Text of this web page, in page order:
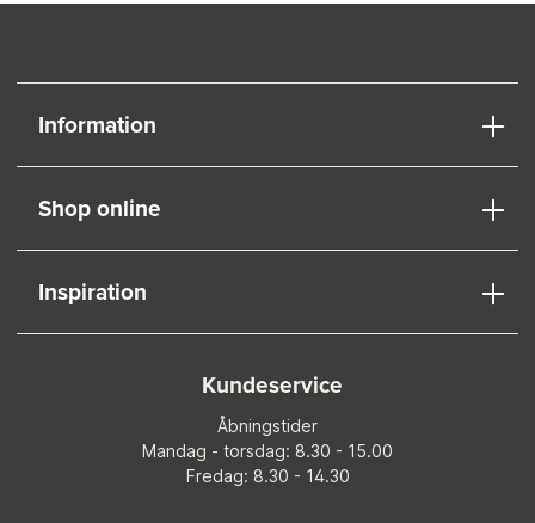
Information
Shop online
Inspiration
Kundeservice
Åbningstider
Mandag - torsdag: 8.30 - 15.00
Fredag: 8.30 - 14.30